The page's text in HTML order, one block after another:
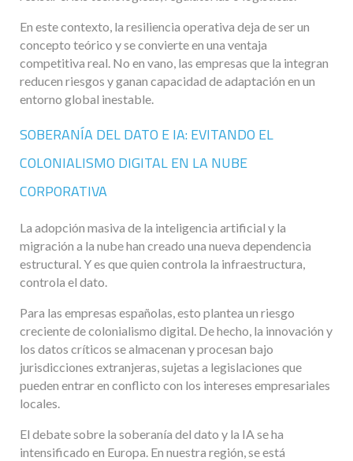
En este contexto, la resiliencia operativa deja de ser un
concepto teórico y se convierte en una ventaja
competitiva real. No en vano, las empresas que la integran
reducen riesgos y ganan capacidad de adaptación en un
entorno global inestable.
SOBERANÍA DEL DATO E IA: EVITANDO EL
COLONIALISMO DIGITAL EN LA NUBE
CORPORATIVA
La adopción masiva de la inteligencia artificial y la
migración a la nube han creado una nueva dependencia
estructural. Y es que quien controla la infraestructura,
controla el dato.
Para las empresas españolas, esto plantea un riesgo
creciente de colonialismo digital. De hecho, la innovación y
los datos críticos se almacenan y procesan bajo
jurisdicciones extranjeras, sujetas a legislaciones que
pueden entrar en conflicto con los intereses empresariales
locales.
El debate sobre la soberanía del dato y la IA se ha
intensificado en Europa. En nuestra región, se está